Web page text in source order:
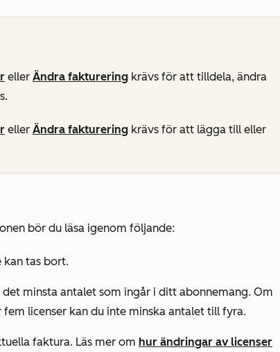
eller Ändra fakturering krävs för att tilldela, ändra
eller Ändra fakturering krävs för att lägga till eller
bör du läsa igenom följande:
kan tas bort.
minsta antalet som ingår i ditt abonnemang. Om
licenser kan du inte minska antalet till fyra.
faktura. Läs mer om hur ändringar av licenser